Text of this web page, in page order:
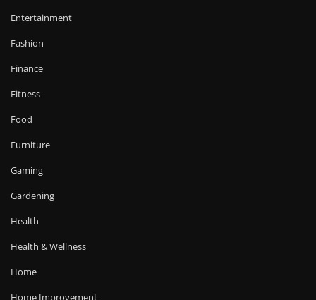
Entertainment
Fashion
Finance
Fitness
Food
Furniture
Gaming
Gardening
Health
Health & Wellness
Home
Home Improvement